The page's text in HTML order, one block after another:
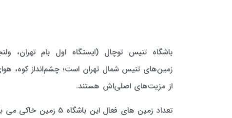
باشگاه تنیس توچال (ایستگاه اول بام تهران،
زمین‌های تنیس شمال تهران است؛ چشم‌انداز کوه،
از مزیت‌های اصلی‌اش هستند.
تعداد زمین های فعال این باشگاه 5 زمین خاکی می باشد